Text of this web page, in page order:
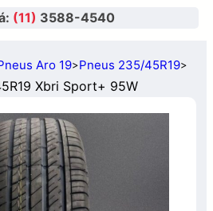
(11) 3588-4540
Aro 19>Pneus 235/45R19>
Xbri Sport+ 95W